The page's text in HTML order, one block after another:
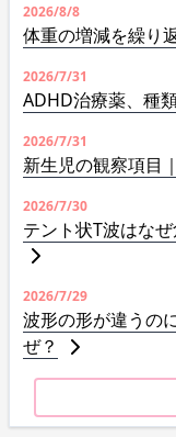
2026/8/8
体重の増減を繰り
2026/7/31
ADHD治療薬、種
2026/7/31
新生児の観察項目
2026/7/30
テント状T波はな
2026/7/29
波形の形が違うの
ぜ？